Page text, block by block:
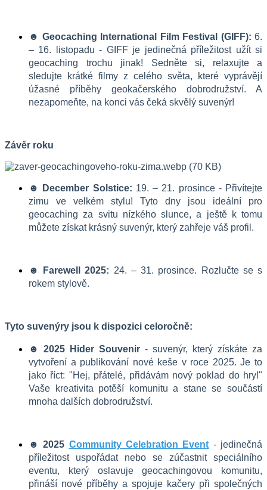
☻ Geocaching International Film Festival (GIFF): 6.
– 16. listopadu - GIFF je jedinečná příležitost užít si
geocaching trochu jinak! Sedněte si, relaxujte a
sledujte krátké filmy z celého světa, které vyprávějí
úžasné příběhy geokačerského dobrodružství. A
nezapomeňte, na konci vás čeká skvělý suvenýr!
Závěr roku
☻ December Solstice: 19. – 21. prosince - Přivítejte
zimu ve velkém stylu! Tyto dny jsou ideální pro
geocaching za svitu nízkého slunce, a ještě k tomu
můžete získat krásný suvenýr, který zahřeje váš profil.
☻ Farewell 2025: 24. – 31. prosince. Rozlučte se s
rokem stylově.
Tyto suvenýry jsou k dispozici celoročně:
☻ 2025 Hider Souvenir - suvenýr, který získáte za
vytvoření a publikování nové keše v roce 2025. Je to
jako říct: "Hej, přátelé, přidávám nový poklad do hry!"
Vaše kreativita potěší komunitu a stane se součástí
mnoha dalších dobrodružství.
☻ 2025 Community Celebration Event - jedinečná
příležitost uspořádat nebo se zúčastnit speciálního
eventu, který oslavuje geocachingovou komunitu,
přináší nové příběhy a spojuje kačery při společných